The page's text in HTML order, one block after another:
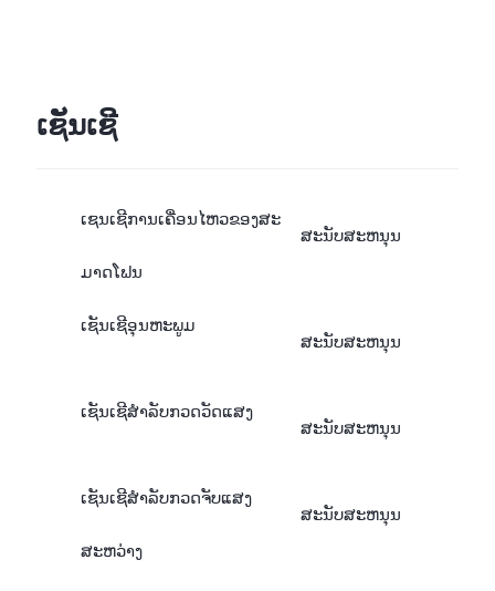
ເຊັນເຊີ
ເຊນເຊີການເຄື່ອນໄຫວຂອງສະ
ມາດໂຟນ
ສະນັບສະຫນຸນ
ເຊັນເຊີອຸນຫະພູມ
ສະນັບສະຫນຸນ
ເຊັນເຊີສຳລັບກວດວັດແສງ
ສະນັບສະຫນຸນ
ເຊັນເຊີສຳລັບກວດຈັບແສງ
ສະຫວ່າງ
ສະນັບສະຫນຸນ